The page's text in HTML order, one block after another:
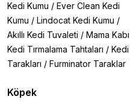
Kedi Kumu / Ever Clean Kedi
Kumu / Lindocat Kedi Kumu /
Akıllı Kedi Tuvaleti / Mama Kabı
Kedi Tırmalama Tahtaları / Kedi
Tarakları / Furminator Taraklar
Köpek